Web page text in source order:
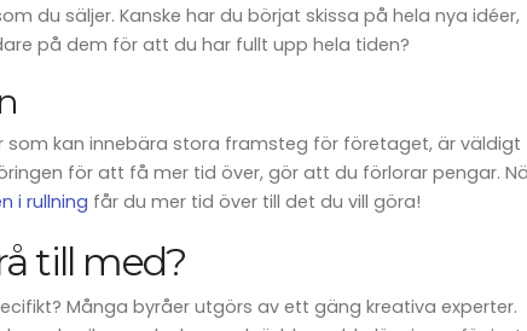
du säljer. Kanske har du börjat skissa på hela nya idéer,
på dem för att du har fullt upp hela tiden?
som kan innebära stora framsteg för företaget, är väldigt
för att få mer tid över, gör att du förlorar pengar.
i rullning får du mer tid över till det du vill göra!
till med?
Många byråer utgörs av ett gäng kreativa experter.